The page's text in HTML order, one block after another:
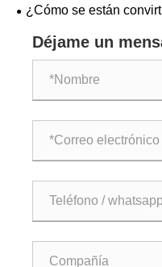
¿Cómo se están
indumentaria deportiva
Déjame un